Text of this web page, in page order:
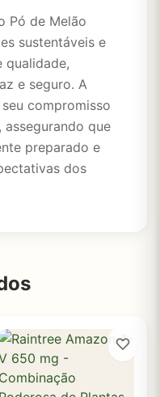
Pó de Melão
sustentáveis e
qualidade,
e seguro. A
compromisso
assegurando que
preparado e
dos